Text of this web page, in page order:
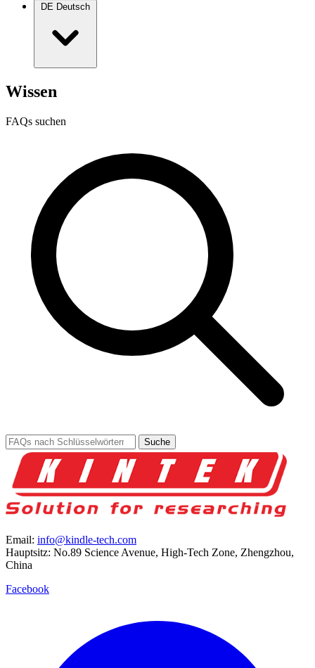
DE Deutsch
Wissen
FAQs suchen
Suche
Email: info@kindle-tech.com
Hauptsitz: No.89 Science Avenue, High-Tech Zone, Zhengzhou,
China
Facebook